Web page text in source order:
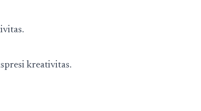
kreativitas.